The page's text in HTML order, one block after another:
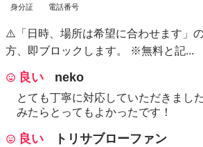
身分証 電話番号
⚠️「日時、場所は希望に合わせます」
方、即ブロックします。 ※無料と記...
良い neko
とても丁寧に対応していただきまし
みたらとってもよかったです！
良い トリサブローファン